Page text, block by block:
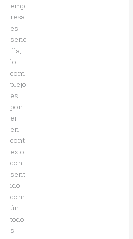
emp
resa
es
senc
illa,
lo
com
plejo
es
pon
er
en
cont
exto
con
sent
ido
com
ún
todo
s